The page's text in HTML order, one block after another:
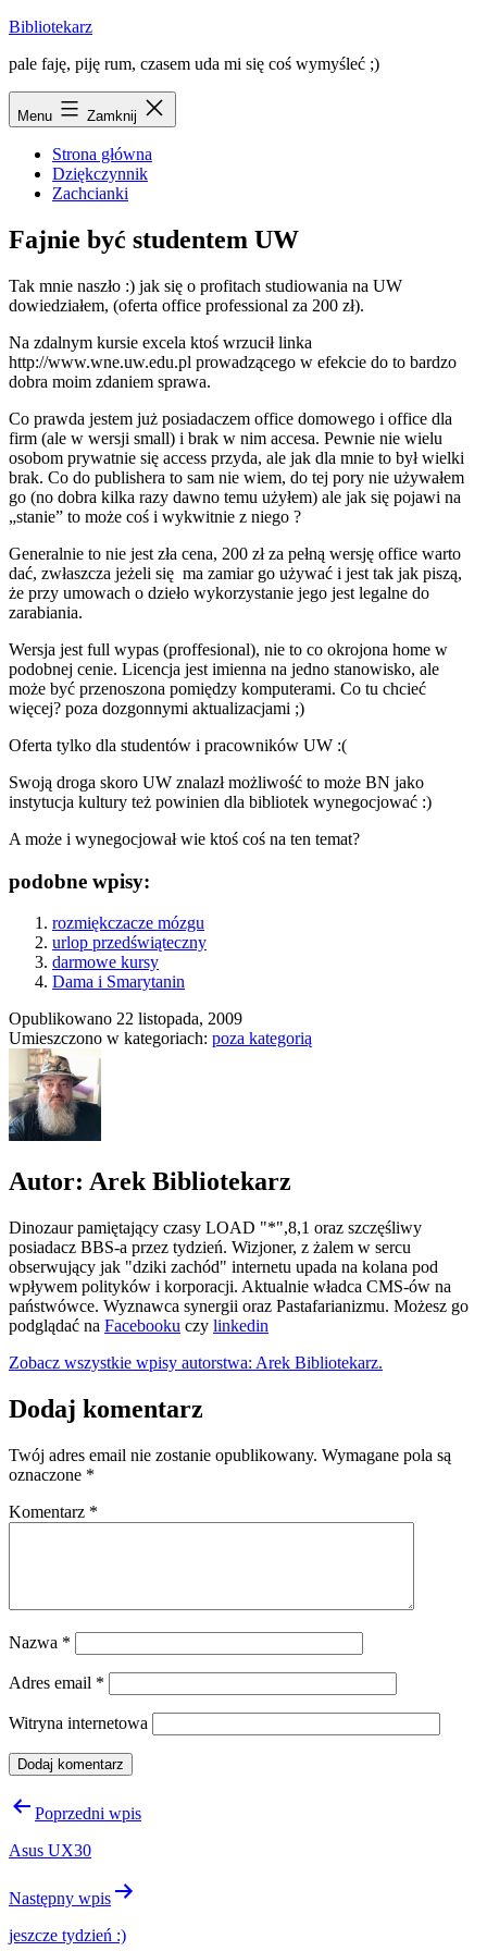
Przejdź
treści
Bibliotekarz
pale faję, piję rum, czasem uda mi się coś wymyśleć ;)
Menu Zamknij
Strona główna
Dziękczynnik
Zachcianki
Fajnie być studentem UW
Tak mnie naszło :) jak się o profitach studiowania na UW
dowiedziałem, (oferta office professional za 200 zł).
Na zdalnym kursie excela ktoś wrzucił linka
http://www.wne.uw.edu.pl prowadzącego w efekcie do to bardzo
dobra moim zdaniem sprawa.
Co prawda jestem już posiadaczem office domowego i office dla
firm (ale w wersji small) i brak w nim accesa. Pewnie nie wielu
osobom prywatnie się access przyda, ale jak dla mnie to był wielki
brak. Co do publishera to sam nie wiem, do tej pory nie używałem
go (no dobra kilka razy dawno temu użyłem) ale jak się pojawi na
„stanie” to może coś i wykwitnie z niego ?
Generalnie to nie jest zła cena, 200 zł za pełną wersję office warto
dać, zwłaszcza jeżeli się ma zamiar go używać i jest tak jak piszą,
że przy umowach o dzieło wykorzystanie jego jest legalne do
zarabiania.
Wersja jest full wypas (proffesional), nie to co okrojona home w
podobnej cenie. Licencja jest imienna na jedno stanowisko, ale
może być przenoszona pomiędzy komputerami. Co tu chcieć
więcej? poza dozgonnymi aktualizacjami ;)
Oferta tylko dla studentów i pracowników UW :(
Swoją droga skoro UW znalazł możliwość to może BN jako
instytucja kultury też powinien dla bibliotek wynegocjować :)
A może i wynegocjował wie ktoś coś na ten temat?
podobne wpisy:
rozmiękczacze mózgu
urlop przedświąteczny
darmowe kursy
Dama i Smarytanin
Opublikowano 22 listopada, 2009
Umieszczono w kategoriach: poza kategorią
Autor: Arek Bibliotekarz
Dinozaur pamiętający czasy LOAD "*",8,1 oraz szczęśliwy
posiadacz BBS-a przez tydzień. Wizjoner, z żalem w sercu
obserwujący jak "dziki zachód" internetu upada na kolana pod
wpływem polityków i korporacji. Aktualnie władca CMS-ów na
państwówce. Wyznawca synergii oraz Pastafarianizmu. Możesz go
podglądać na Facebooku czy linkedin
Zobacz wszystkie wpisy autorstwa: Arek Bibliotekarz.
Dodaj komentarz
Twój adres email nie zostanie opublikowany. Wymagane pola są
oznaczone *
Komentarz *
Nazwa *
Adres email *
Witryna internetowa
Nawigacja
Poprzedni wpis
Asus UX30
Następny wpis
jeszcze tydzień :)